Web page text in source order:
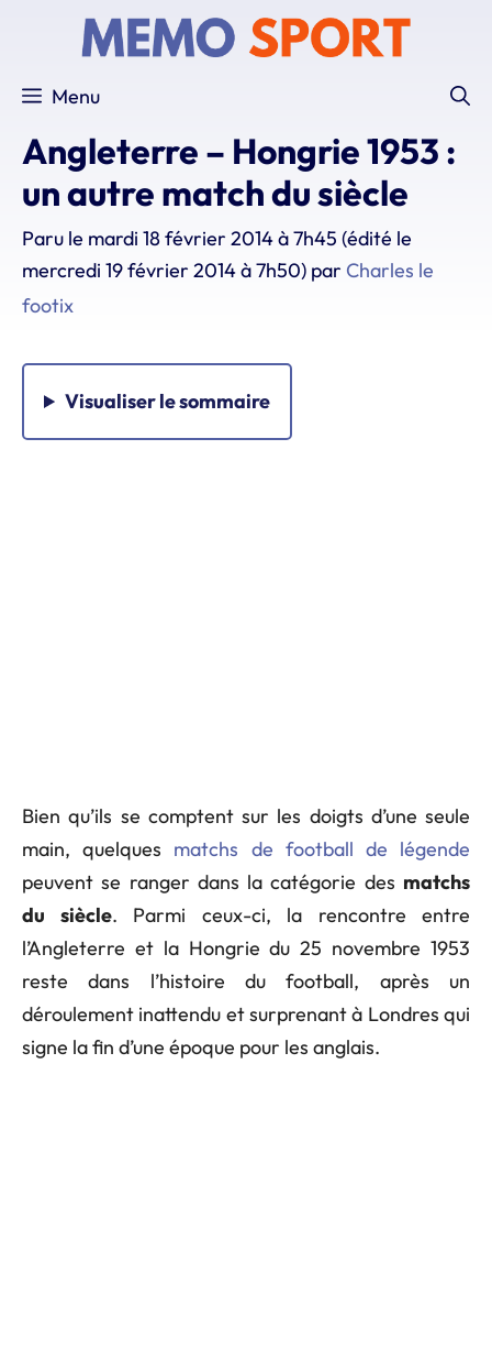
Menu
Angleterre – Hongrie 1953 :
un autre match du siècle
Paru le mardi 18 février 2014 à 7h45 (édité le
mercredi 19 février 2014 à 7h50) par Charles le
footix
Visualiserle sommaire
Bien qu’ils se comptent sur les doigts d’une seule
main, quelques matchs de football de légende
peuvent se ranger dans la catégorie des matchs
du siècle. Parmi ceux-ci, la rencontre entre
l’Angleterre et la Hongrie du 25 novembre 1953
reste dans l’histoire du football, après un
déroulement inattendu et surprenant à Londres qui
signe la fin d’une époque pour les anglais.